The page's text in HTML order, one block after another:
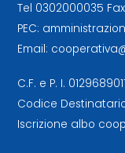
Tel 0302000035
PEC:
Email:
C.F. e P. I.
Codice
Iscrizione albo